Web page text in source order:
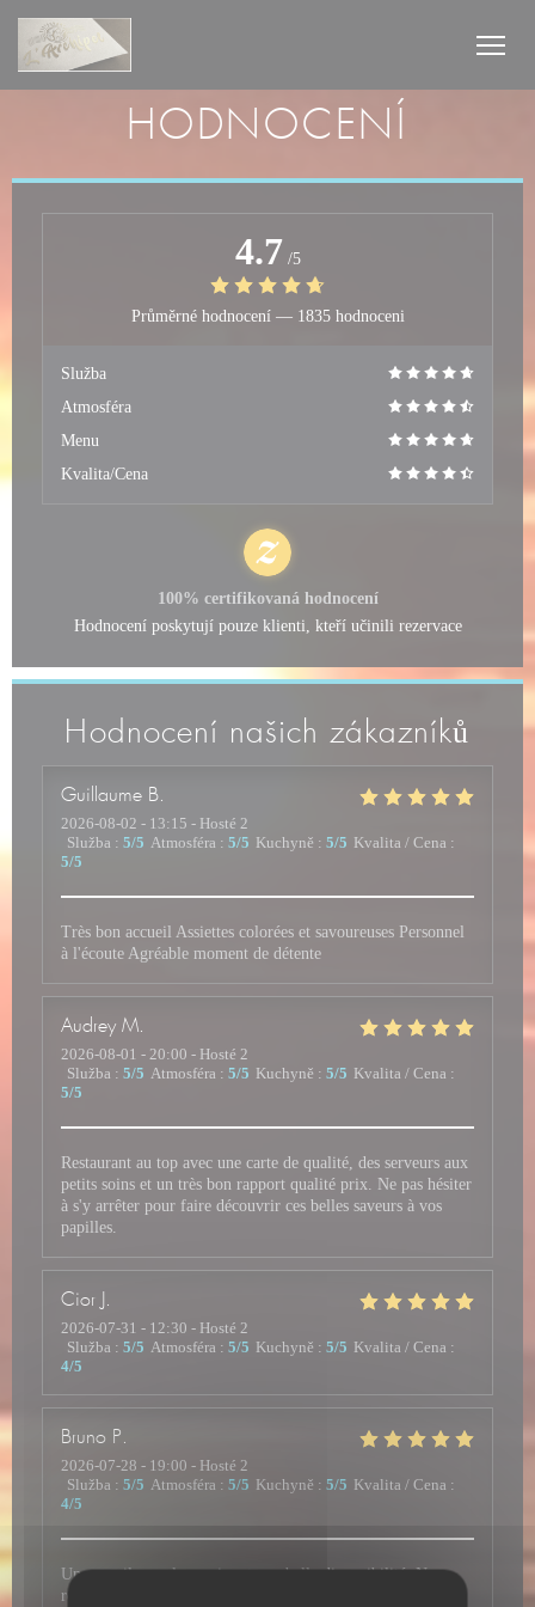
HODNOCENÍ
Hodnocení našich zákazníků
Guillaume B
2026-08-02 - 13:15 - Hosté 2
Služba : 5/5 Atmosféra : 5/5 Kuchyně : 5/5 Kvalita / Cena :
5/5
Très bon accueil Assiettes colorées et savoureuses Personnel
à l'écoute Agréable moment de détente
Audrey M
2026-08-01 - 20:00 - Hosté 2
Služba : 5/5 Atmosféra : 5/5 Kuchyně : 5/5 Kvalita / Cena :
5/5
Restaurant au top avec une carte de qualité, des serveurs aux
petits soins et un très bon rapport qualité prix. Ne pas hésiter
à s'y arrêter pour faire découvrir ces belles saveurs à vos
papilles.
Cior
2026-07-31 - 12:30 - Hosté 2
Služba : 5/5 Atmosféra : 5/5 Kuchyně : 5/5 Kvalita / Cena :
4/5
Bruno P
2026-07-28 - 19:00 - Hosté 2
Služba : 5/5 Atmosféra : 5/5 Kuchyně : 5/5 Kvalita / Cena :
4/5
Un accueil avec le sourire et une belle disponibilité. Nous
recommandons ce restaurant, qui nous avait déjà été
4.7 /5
Průměrné hodnocení — 1835 hodnoceni
Služba
Atmosféra
Menu
Kvalita/Cena
100% certifikovaná hodnocení
Hodnocení poskytují pouze klienti, kteří učinili rezervace